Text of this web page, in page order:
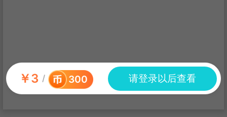
￥3 / 300 请登录以后查看